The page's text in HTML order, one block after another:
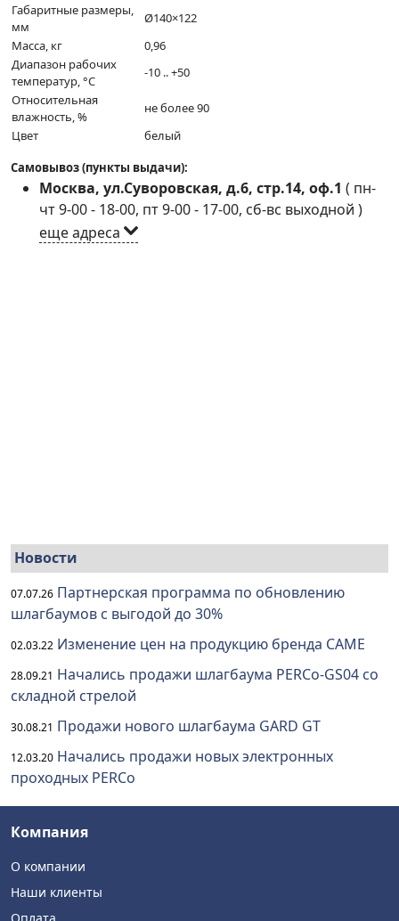
Габаритные размеры,
мм
Ø140×122
Масса, кг
0,96
Диапазон рабочих
температур, °C
-10 .. +50
Относительная
влажность, %
не более 90
Цвет
белый
Самовывоз (пункты выдачи):
Москва, ул.Суворовская, д.6, стр.14, оф.1 ( пн-
чт 9-00 - 18-00, пт 9-00 - 17-00, сб-вс выходной )
еще адреса
Новости
07.07.26 Партнерская программа по обновлению
шлагбаумов с выгодой до 30%
02.03.22 Изменение цен на продукцию бренда CAME
28.09.21 Начались продажи шлагбаума PERCo-GS04 со
складной стрелой
30.08.21 Продажи нового шлагбаума GARD GT
12.03.20 Начались продажи новых электронных
проходных PERCo
Компания
О компании
Наши клиенты